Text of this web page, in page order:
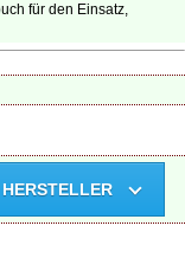
für den Einsatz,
HERSTELLER